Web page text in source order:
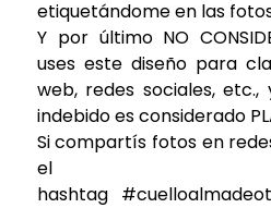
etiquetándome en las
Y por último NO
uses este diseño para
web, redes sociales, etc.,
indebido es considerado
Si compartís fotos en
el
hashtag